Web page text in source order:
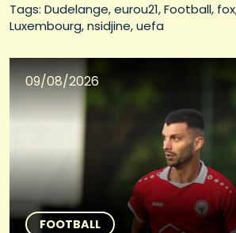
Tags: Dudelange eurou21 Football fox
Luxembourg nsidjine uefa
09/08/2026
FOOTBALL